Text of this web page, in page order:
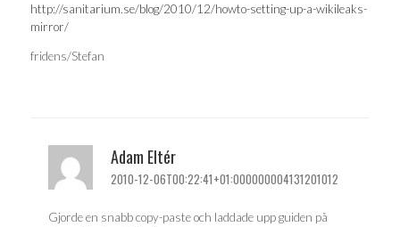
http://sanitarium.se/blog/2010/12/howto-setting-up-a-wikileaks-
mirror/
fridens/Stefan
Adam Eltér
2010-12-06T00:22:41+01:000000004131201012
Gjorde en snabb copy-paste och laddade upp guiden på